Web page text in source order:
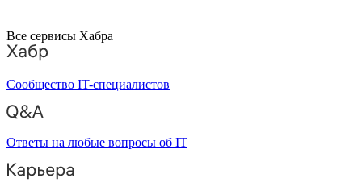
Все сервисы Хабра
Сообщество IT-специалистов
Ответы на любые вопросы об IT